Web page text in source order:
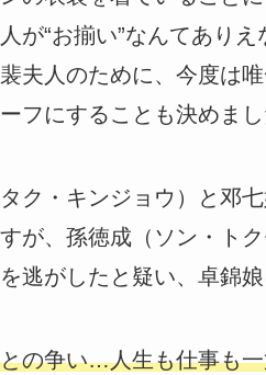
が“お揃い”なんてあり
夫人のために、今度は
フにすることも決めまし
ク・キンジョウ）と邓
が、孫徳成（ソン・ト
逃がしたと疑い、卓錦
の争い…人生も仕事も